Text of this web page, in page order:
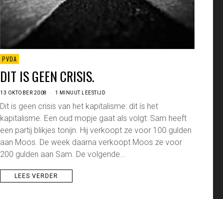
PVDA
DIT IS GEEN CRISIS.
13 OKTOBER 2008 1 MINUUT LEESTIJD
Dit is geen crisis van het kapitalisme: dit ís het
kapitalisme. Een oud mopje gaat als volgt: Sam heeft
een partij blikjes tonijn. Hij verkoopt ze voor 100 gulden
aan Moos. De week daarna verkoopt Moos ze voor
200 gulden aan Sam. De volgende…
LEES VERDER